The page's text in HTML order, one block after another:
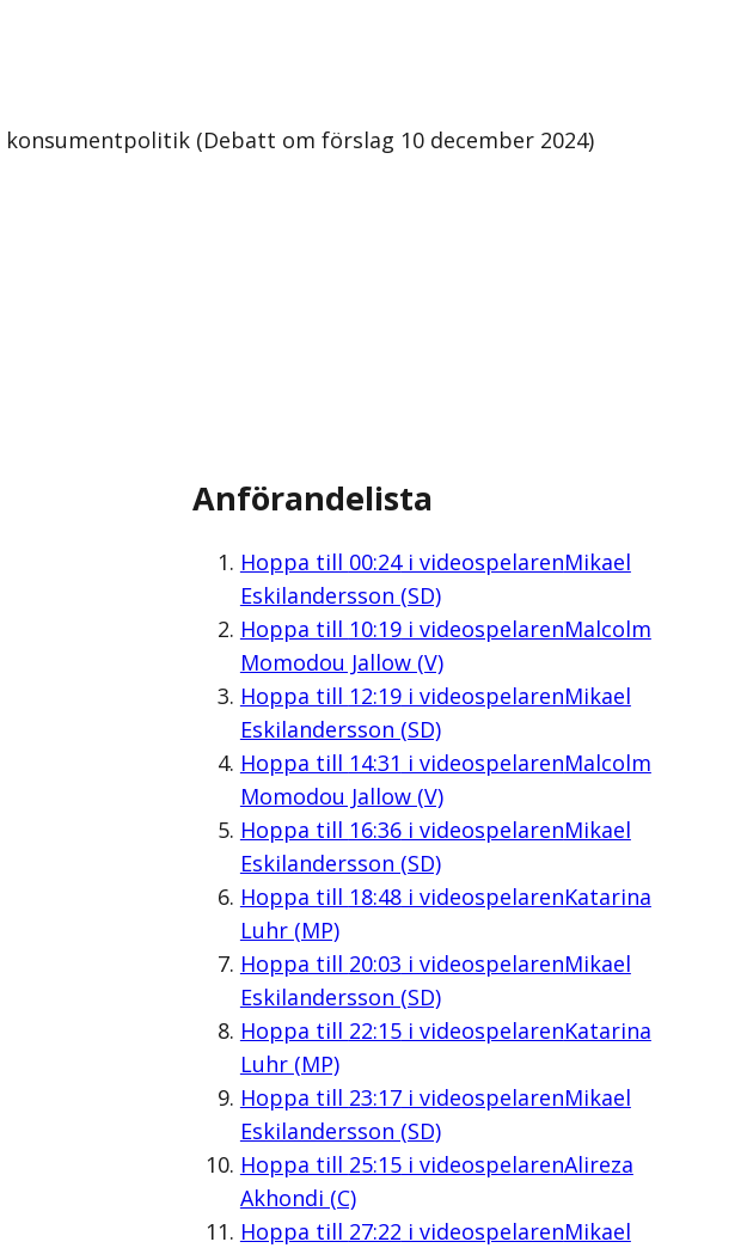
(Debatt om förslag 10 december 2024)
Anförandelista
Hoppa till 00:24i videospelarenMikael
Eskilandersson (SD)
Hoppa till 10:19i videospelarenMalcolm
Momodou Jallow (V)
Hoppa till 12:19i videospelarenMikael
Eskilandersson (SD)
Hoppa till 14:31 i videospelarenMalcolm
Momodou Jallow (V)
Hoppa till 16:36i videospelarenMikael
Eskilandersson (SD)
Hoppa till 18:48i videospelarenKatarina
Luhr (MP)
Hoppa till 20:03 i videospelarenMikael
Eskilandersson (SD)
Hoppa till 22:15i videospelarenKatarina
Luhr (MP)
Hoppa till 23:17i videospelarenMikael
Eskilandersson (SD)
Hoppa till 25:15i videospelarenAlireza
Akhondi (C)
Hoppa till 27:22 i videospelarenMikael